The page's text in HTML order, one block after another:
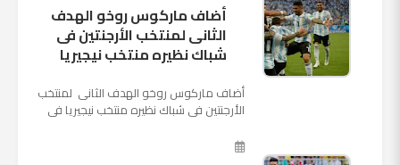
أضاف ماركوس روخو الهدف
الثانى لمنتخب الأرجنتين فى
شباك نظيره منتخب نيجيريا
أضاف ماركوس روخو الهدف الثانى لمنتخب
الأرجنتين فى شباك نظيره منتخب نيجيريا فى
"كريستوفسك...